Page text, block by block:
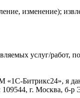
изменение);
услуг/работ,
«1С-Битрикс24», я
г. Москва, б-р